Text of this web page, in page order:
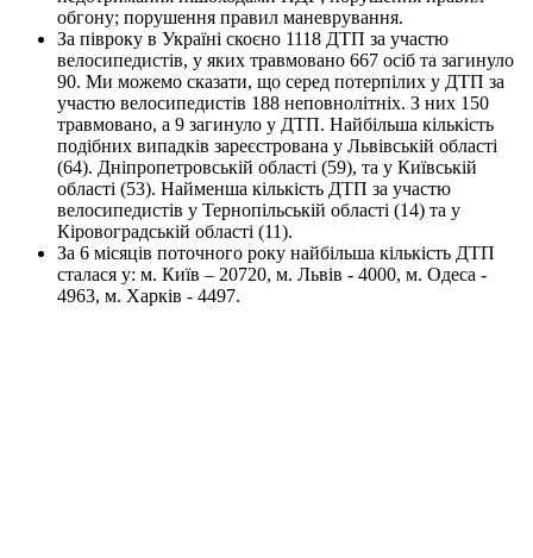
обгону; порушення правил маневрування.
За півроку в Україні скоєно 1118 ДТП за участю
велосипедистів, у яких травмовано 667 осіб та загинуло
90. Ми можемо сказати, що серед потерпілих у ДТП за
участю велосипедистів 188 неповнолітніх. З них 150
травмовано, а 9 загинуло у ДТП. Найбільша кількість
подібних випадків зареєстрована у Львівській області
(64). Дніпропетровській області (59), та у Київській
області (53). Найменша кількість ДТП за участю
велосипедистів у Тернопільській області (14) та у
Кіровоградській області (11).
За 6 місяців поточного року найбільша кількість ДТП
сталася у: м. Київ – 20720, м. Львів - 4000, м. Одеса -
4963, м. Харків - 4497.